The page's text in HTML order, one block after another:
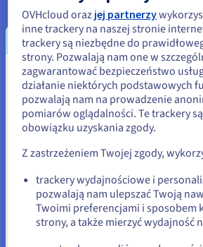
blokady, aby uzyskać ekstremalną
wraz z innymi specjalistycznymi
infrastrukturę dla superkomputerów,
szerokiemu wachlarzowi wyzwań
Oprogramowanie i algorytmy
Supercomputingu
Aby korzystać z mocy przetwarzania
jest użycie specjalistycznego
zaprojektowanych z myślą o
możliwości superkomputera.
Te narzędzia i techniki pozwalają
rozłożyć zadania na kilka procesorów,
między nimi i zapewniać efektywne
Języki programowania, takie jak MPI
Wydaje się, że
Stany Zjednoczone
Jeśli chcesz złożyć zamówienie w Stany
Go to Stany Zjednoczone website
us.ovhcloud.com/learn Angielski
lub
OVHcloud oraz jej partnerzy
inne trackery na naszej stronie
trackery są niezbędne do
strony. Pozwalają nam one w
zagwarantować bezpieczeństwo
działanie niektórych podstawowych
pozwalają nam na prowadzenie
pomiarów oglądalności. Te trackery
obowiązku uzyskania zgody.
Z zastrzeżeniem Twojej zgody,
trackery wydajnościowe i
pozwalają nam ulepszać Twoją
Twoimi preferencjami i sposobem
strony, a także mierzyć wydajność